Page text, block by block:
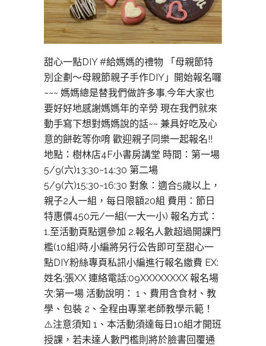
甜心一點DIY #給媽媽的禮物 「母親節特
別企劃～母親節親子手作DIY」開始報名囉
~~~ 媽媽總是替我們做許多事,今年大家也
要好好地感謝媽媽年的辛勞 現在我們就來
動手寫下想對媽媽說的話~~ 兼具好吃及心
意的餅乾等你唷 歡迎親子同樂一起報名!!
地點：樹林店4F小書房講堂 時間：第一場
5/9(六)13:30~14:30 第二場
5/9(六)15:30~16:30 對象：適合5歲以上，
親子2人一組，每日限額20組 費用：節日
特惠價450元/一組(一大一小) 報名方式：
1.至活動頁點選參加 2.報名人數超過開課門
檻(10組)時,小編將另行公告即可至甜心一
點DIY粉絲專頁私訊小編進行報名繳費 EX:
姓名:張XX 連絡電話:09XXXXXXXX 報名場
次:第一場 活動說明： 1、費用含食材、教
學、包裝 2、全程由專業老師教學示範！
⚠️注意須知 1、本活動須達每日10組才開班
授課，若未達人數門檻則將於臉書回覆通